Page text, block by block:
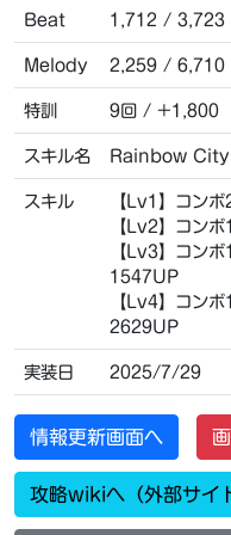
Beat 1,712 / 3,723
Melody 2,259 / 6,710
特訓 9回 / +1,800
スキル名 Rainbow
スキル
【Lv1】コン
【Lv2】コン
【Lv3】コン
1547UP
【Lv4】コン
2629UP
実装日 2025/7/29
情報更新画面へ
攻略wikiへ（外部サイ